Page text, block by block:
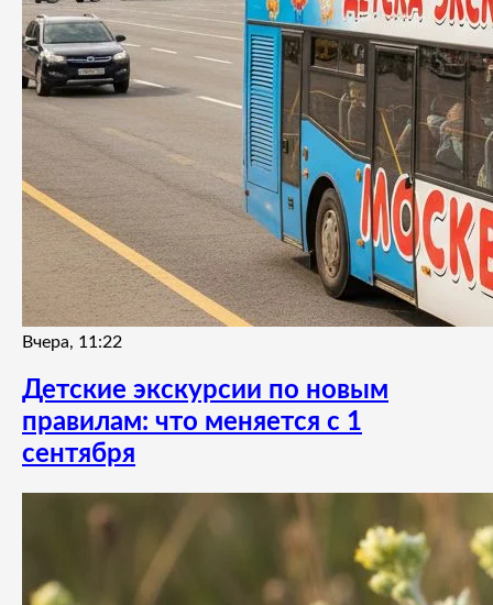
Вчера, 11:22
Детские экскурсии по новым
правилам: что меняется с 1
сентября